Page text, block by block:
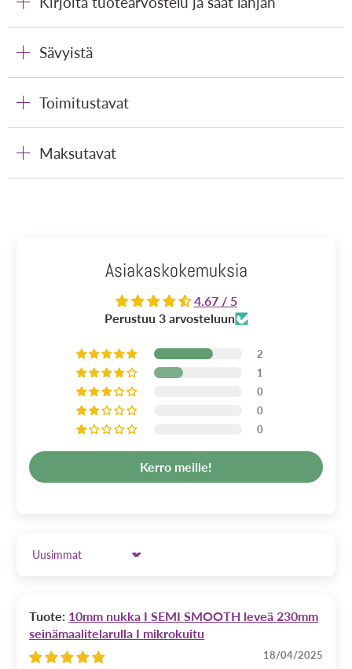
Sävyistä
Toimitustavat
Maksutavat
Asiakaskokemuksia
4.67 / 5
Perustuu 3 arvosteluun
2
1
0
0
0
Kerro meille!
Sort by
10mm nukka I SEMI SMOOTH leveä 230mm
seinämaalitelarulla I mikrokuitu
18/04/2025